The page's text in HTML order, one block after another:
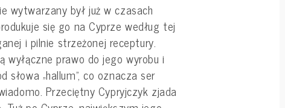
wytwarzany był już w czasach
się go na Cyprze według tej
i pilnie strzeżonej receptury.
wyłączne prawo do jego wyrobu i
słowa „hallum”, co oznacza ser
Przeciętny Cypryjczyk zjada